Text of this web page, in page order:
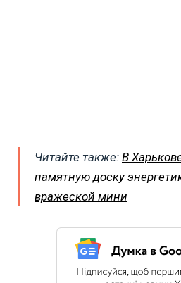
Читайте также: В
памятную доску
вражеской мини